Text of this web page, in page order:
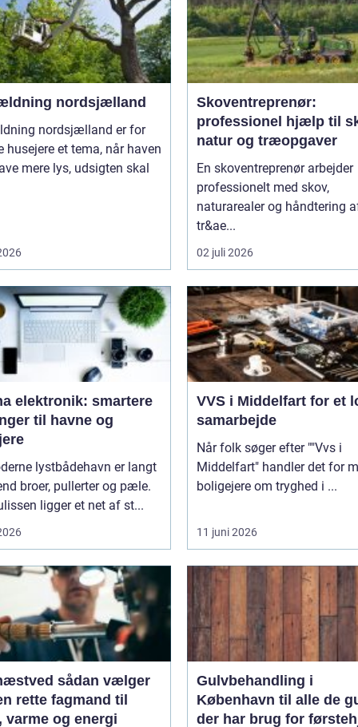
nordsjælland
nordsjælland er for
husejere et tema, når haven
mere lys, udsigten skal
Skoventreprenør:
professionel hjælp til
natur og træopgaver
En skoventreprenør arbejder
professionelt med skov,
naturarealer og håndtering
tr&ae...
02 juli 2026
elektronik: smartere
til havne og
lystbådehavn er langt
broer, pullerter og pæle.
ligger et net af st...
VVS i Middelfart for et
samarbejde
Når folk søger efter ""Vvs i
Middelfart" handler det for
boligejere om tryghed i ...
11 juni 2026
sådan vælger
rette fagmand til
varme og energi
Gulvbehandling i
København til alle de
der har brug for